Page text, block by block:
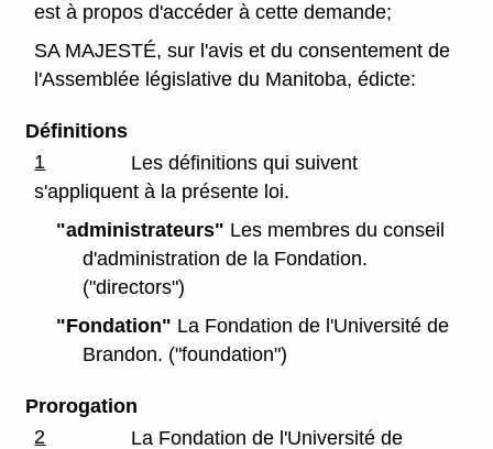
est à propos d'accéder à cette demande;
SA MAJESTÉ, sur l'avis et du consentement de
l'Assemblée législative du Manitoba, édicte:
Définitions
1
Les définitions qui suivent
s'appliquent à la présente loi.
"administrateurs" Les membres du conseil
d'administration de la Fondation.
("directors")
"Fondation" La Fondation de l'Université de
Brandon. ("foundation")
Prorogation
2
La Fondation de l'Université de